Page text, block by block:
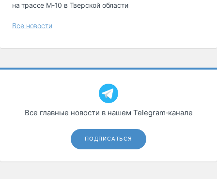
на трассе М-10 в Тверской области
Все новости
Все главные новости в нашем Telegram‑канале
ПОДПИСАТЬСЯ